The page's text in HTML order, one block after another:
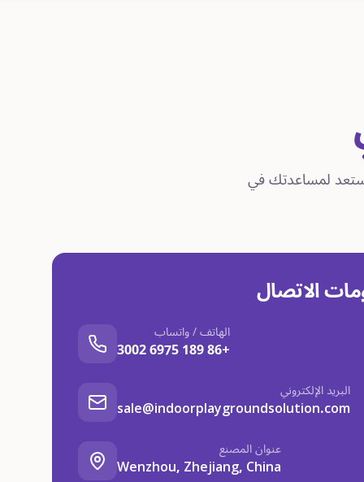
مجاني خلال 24 ساعة. فريقنا مستعد لمساعدتك في
الاتصال
الهاتف / واتساب
+86 189 6975 3002
البريد الإلكتروني
sale@indoorplaygroundsolution.com
عنوان المصنع
Wenzhou, Zhejiang, China